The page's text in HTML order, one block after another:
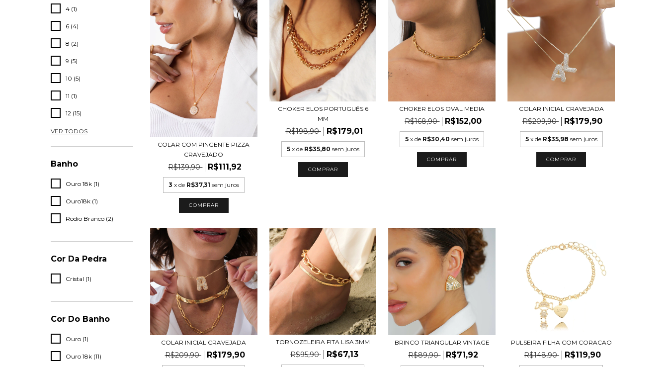
4 (1)
6 (4)
8 (2)
9 (5)
10 (5)
11 (1)
12 (15)
VER TODOS
Banho
Ouro 18k (1)
Ouro18k (1)
Rodio Branco (2)
Cor Da Pedra
Cristal (1)
Cor Do Banho
Ouro (1)
Ouro 18k (11)
COLAR COM PINGENTE PIZZA
CRAVEJADO
R$139,90 R$111,92
3 x de R$37,31 sem juros
COMPRAR
CHOKER ELOS PORTUGUÊS 6
MM
R$198,90 R$179,01
5 x de R$35,80 sem juros
COMPRAR
CHOKER ELOS OVAL MEDIA
R$168,90 R$152,00
5 x de R$30,40 sem juros
COMPRAR
COLAR INICIAL CRAVEJADA
R$209,90 R$179,90
5 x de R$35,98 sem juros
COMPRAR
COLAR INICIAL CRAVEJADA
R$209,90 R$179,90
TORNOZELEIRA FITA LISA 3MM
R$95,90 R$67,13
BRINCO TRIANGULAR VINTAGE
R$89,90 R$71,92
PULSEIRA FILHA COM CORACAO
R$148,90 R$119,90